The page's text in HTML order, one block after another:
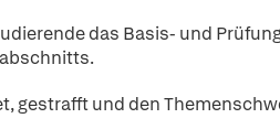
das Basis- und
gestrafft und den